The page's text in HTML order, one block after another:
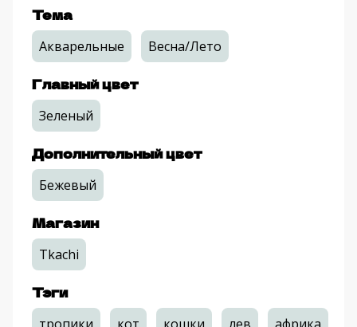
Тема
Акварельные Весна/Лето
Главный цвет
Зеленый
Дополнительный цвет
Бежевый
Магазин
Tkachi
Тэги